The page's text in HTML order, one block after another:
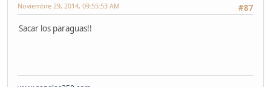
#87
Noviembre 29, 2014, 09:55:53 AM
Sacar los paraguas!!